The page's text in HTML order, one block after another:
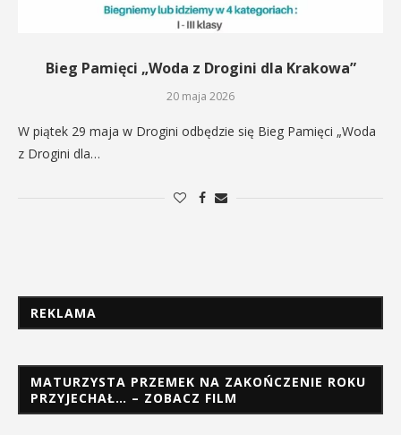
Bieg Pamięci „Woda z Drogini dla Krakowa”
20 maja 2026
W piątek 29 maja w Drogini odbędzie się Bieg Pamięci „Woda
z Drogini dla…
REKLAMA
MATURZYSTA PRZEMEK NA ZAKOŃCZENIE ROKU
PRZYJECHAŁ… – ZOBACZ FILM